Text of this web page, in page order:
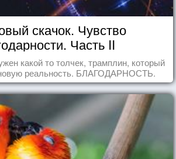
скачок. Чувство
Часть II
какой то толчек, трамплин, который
реальность. БЛАГОДАРНОСТЬ.